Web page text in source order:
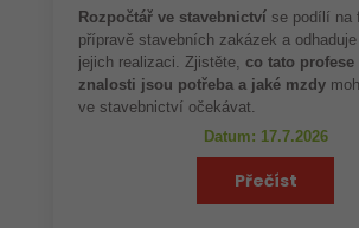
Rozpočtář ve stavebnictví se podílí na
přípravě stavebních zakázek a
jejich realizaci. Zjistěte,co tato
znalosti jsou potřeba a jaké mzdy
ve stavebnictví očekávat.
Datum: 17.7.2026
Přečíst